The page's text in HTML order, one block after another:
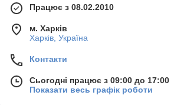
Працює з 08.02.2010
м. Харків
Харків, Україна
Контакти
Сьогодні працює з 09:00 до 17:00
Показати весь графік роботи